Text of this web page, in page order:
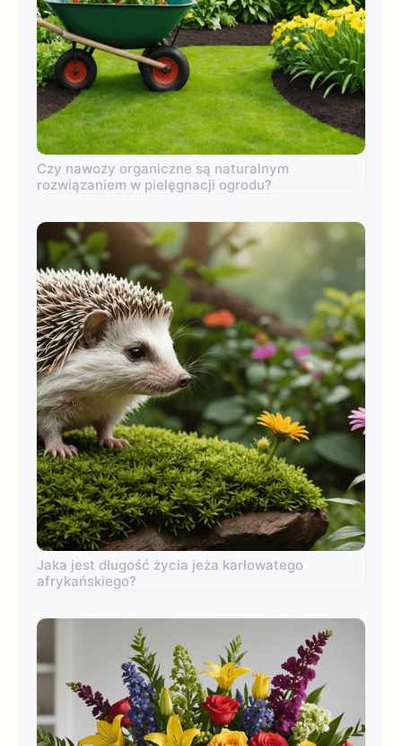
Czy nawozy organiczne są naturalnym
rozwiązaniem w pielęgnacji ogrodu?
Jaka jest długość życia jeża karłowatego
afrykańskiego?